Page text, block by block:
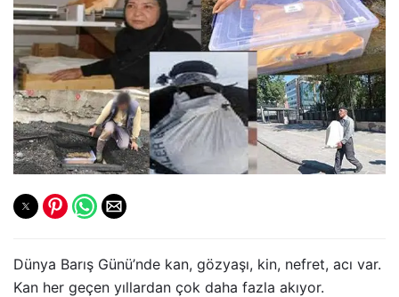
Dünya Barış Günü’nde kan, gözyaşı, kin, nefret, acı var.
Kan her geçen yıllardan çok daha fazla akıyor.